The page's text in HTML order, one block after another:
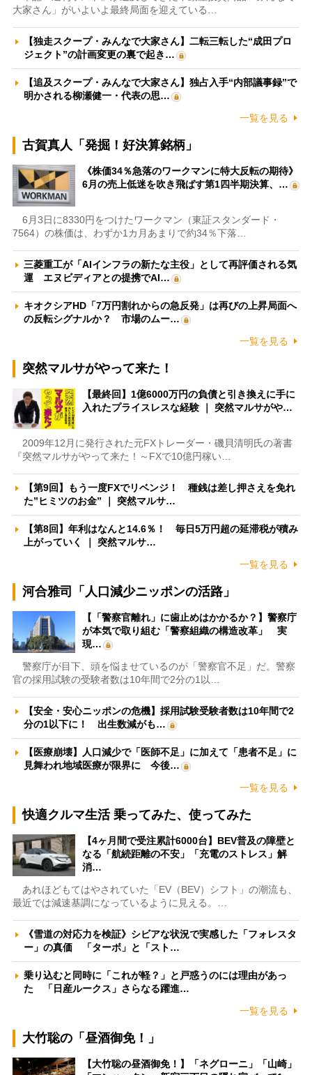
大家さん」がいよいよ最終局面を迎えている…
【独走スクープ・みんなで大家さん】二転三転した“成田プロ
ジェクト”の計画変更の裏で起き…
【追及スクープ・みんなで大家さん】独占入手“内部議事録”で
明かされる柳瀬健一・代表の思…
一覧を見る
古賀真人「発掘！好決算銘柄」
《株価34％急落のワークマンに特大反転の期待》
6月の売上低迷を吹き飛ばす第1四半期決算、…
6月3日に8330円をつけたワークマン（東証スタンダード・
7564）の株価は、わずか1カ月あまりで約34％下落…
三菱重工が「AIインフラの新たな主役」として再評価される気
運 エヌビディアとの提携でAI…
キオクシアHD「7万円割れからの急反発」は再びの上昇局面へ
の反転シグナルか？ 市場のムー…
一覧を見る
突然マルサがやって来た！
【最終回】1億6000万円の負債と引き換えに手に
入れたプライスレスな経験 ｜ 突然マルサがや…
2009年12月に発行された元FXトレーダー・磯貝清明氏の著書
『突然マルサがやって来た！～FXで10億円稼い…
【第9回】もう一度FXでリベンジ！ 種銭は差し押さえを免れ
た”ヒミツのお金” ｜ 突然マルサ…
【第8回】年利はなんと14.6％！ 毎日5万円超の延滞税が積み
上がっていく ｜ 突然マルサ…
一覧を見る
河合雅司「人口減少ニッポンの活路」
【「警察官離れ」に歯止めはかかるか？】警察庁
が本気で取り組む「警察組織の構造改革」 実
現…
警察庁が目下、頭を悩ませているのが「警察官不足」だ。警察
官の採用試験の受験者数は10年間で2分の1以…
【安全・安心ニッポンの危機】採用試験受験者数は10年間で2
分の1以下に！ 出生数減がも…
【医療崩壊】人口減少で「医師不足」に加えて「患者不足」に
見舞われ地域医療が限界に 今後…
一覧を見る
快適クルマ生活 乗ってみた、使ってみた
【4ヶ月間で受注累計6000台】BEV普及の障壁と
なる「航続距離の不安」「充電のストレス」解
消…
あれほどもてはやされていた「EV（BEV）シフト」の潮流も、
最近では減速基調になっているように見える。…
《雪道の対応力を検証》シビアな状況で実感した「フォレスタ
ー」の真価 「ターボ」と「スト…
乗り込むと同時に「これが軽？」と戸惑うのには理由があっ
た 「日産ルークス」さらなる躍進…
一覧を見る
大竹聡の「昼酒御免！」
【大竹聡の昼酒御免！】「ネグローニ」「山崎」